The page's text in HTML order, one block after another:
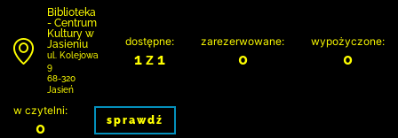
Biblioteka
- Centrum
Kultury w
Jasieniu
ul. Kolejowa
9
68-320
Jasień
dostępne:
1 z 1
zarezerwowane:
0
wypożyczone:
0
w czytelni:
0 sprawdź